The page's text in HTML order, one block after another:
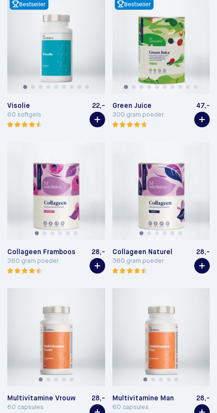
Bestseller
Visolie 22,-
60 softgels
Bestseller
Green Juice 47,-
300 gram poeder
Collageen Framboos 28,-
360 gram poeder
Collageen Naturel 28,-
360 gram poeder
Multivitamine Vrouw 28,-
60 capsules
Multivitamine Man 28,-
60 capsules